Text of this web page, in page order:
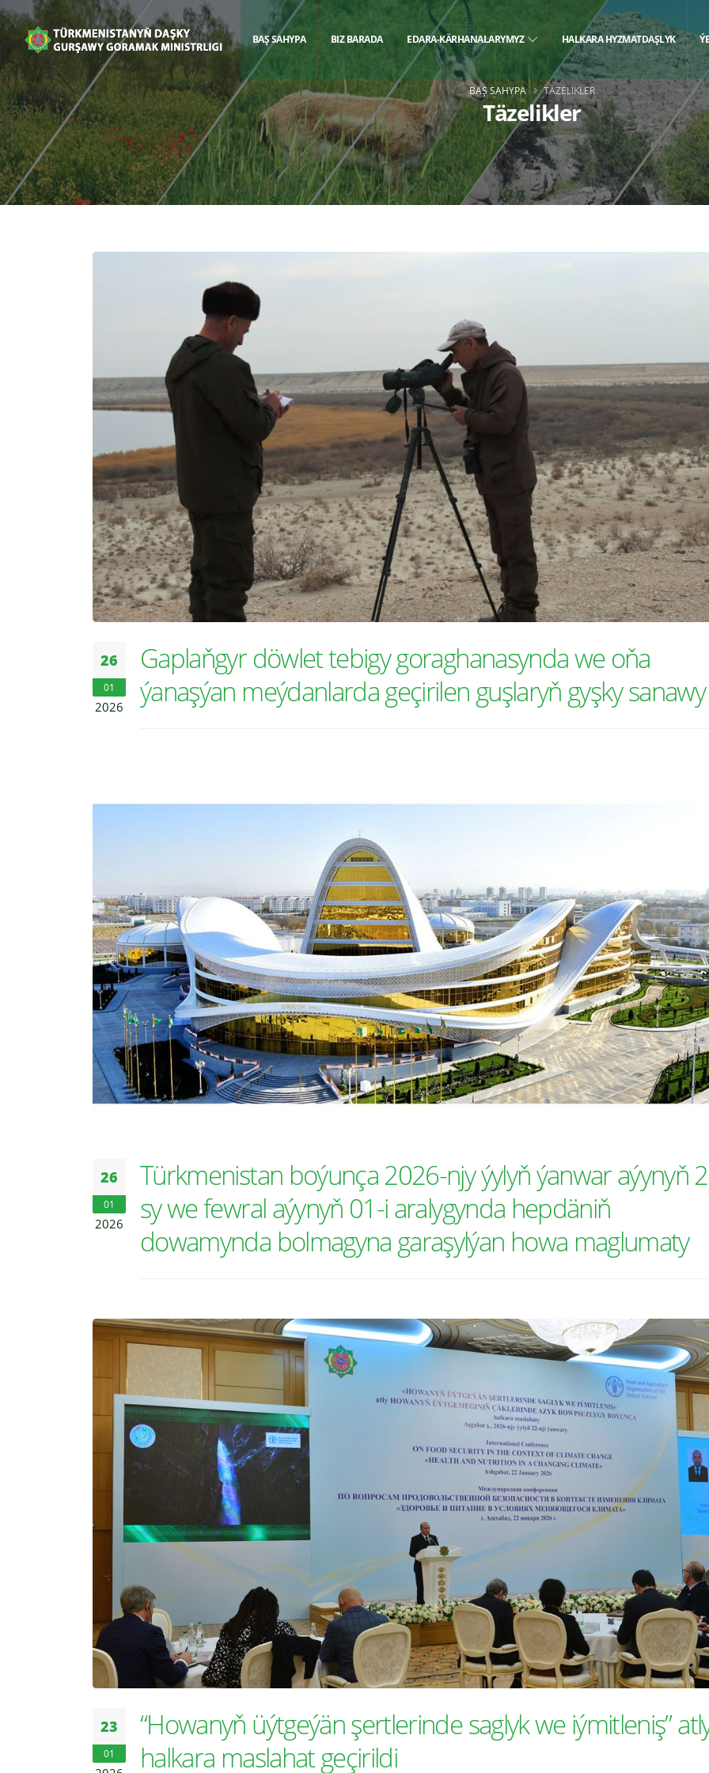
BAŞ SAHYPA BIZ BARADA EDARA-KÄRHANALARYMYZ HALKARA HYZMATDAŞLYK
Täzelikler
BAŞ SAHYPA TÄZELIKLER
26
01
2026
Gaplaňgyr döwlet tebigy goraghanasynda we oňa
ýanaşýan meýdanlarda geçirilen guşlaryň gyşky sanawy
26
01
2026
Türkmenistan boýunça 2026-njy ýylyň ýanwar aýynyň
sy we fewral aýynyň 01-i aralygynda hepdäniň
dowamynda bolmagyna garaşylýan howa maglumaty
23
01
“Howanyň üýtgeýän şertlerinde saglyk we iýmitleniş”
halkara maslahat geçirildi